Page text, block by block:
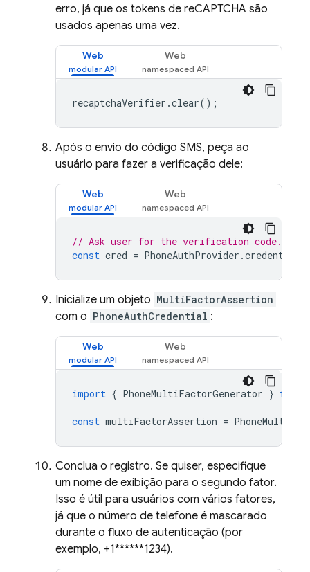
erro, já que os tokens de reCAPTCHA são
usados apenas uma vez.
Web Web
recaptchaVerifier .clear();
Após o envio do código SMS, peça ao
usuário para fazer a verificação dele:
Web Web
// Ask user for the verification code.
const cred = PhoneAuthProvider .credential
Inicialize um objeto MultiFactorAssertion
com o PhoneAuthCredential :
Web Web
import { PhoneMultiFactorGenerator } from
const multiFactorAssertion =
Conclua o registro. Se quiser, especifique
um nome de exibição para o segundo fator.
Isso é útil para usuários com vários fatores,
já que o número de telefone é mascarado
durante o fluxo de autenticação (por
exemplo, +1******1234).